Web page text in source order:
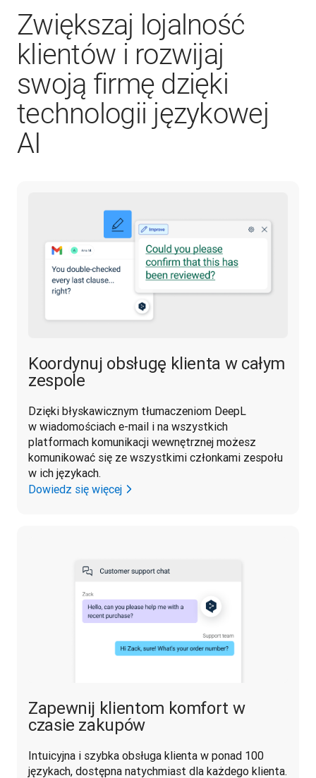
Zwiększaj lojalność
klientów i rozwijaj
swoją firmę dzięki
technologii językowej
AI
Koordynuj obsługę klienta w całym
zespole
Dzięki błyskawicznym tłumaczeniom DeepL
w wiadomościach e-mail i na wszystkich
platformach komunikacji wewnętrznej możesz
komunikować się ze wszystkimi członkami zespołu
w ich językach.
Dowiedz się więcej
Zapewnij klientom komfort w
czasie zakupów
Intuicyjna i szybka obsługa klienta w ponad 100
językach, dostępna natychmiast dla każdego klienta.